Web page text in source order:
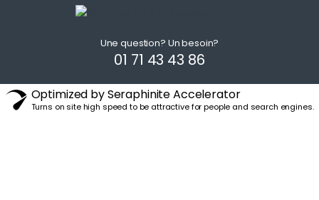
Une question? Un besoin?
01 71 43 43 86
Optimized by Seraphinite Accelerator
Turns on site high speed to be attractive for people and search engines.